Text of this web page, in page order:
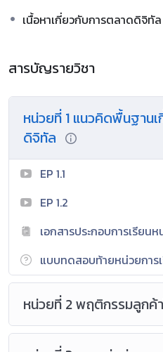
เนื้อหาเกี่ยวกับการตลาดดิจิทัล
สารบัญรายวิชา
หน่วยที่ 1 แนวคิดพื้นฐาน
ดิจิทัล
EP 1.1
EP 1.2
เอกสารประกอบการเรียนห
แบบทดสอบท้ายหน่วยการ
หน่วยที่ 2 พฤติกรรมลูกค้